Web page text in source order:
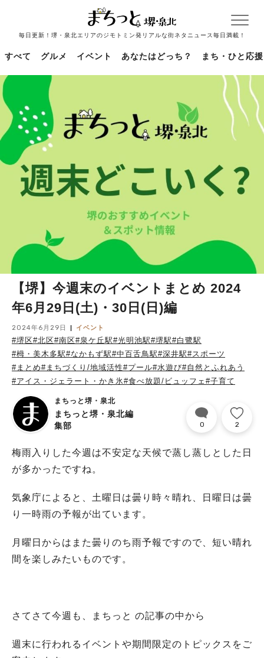
毎日更新！堺・泉北エリアのジモトミン発リアルな街ネタニュース毎日満載！
すべて グルメ イベント あなたはどっち？ まち・ひと応援
【堺】今週末のイベントまとめ 2024
年6月29日(土)・30日(日)編
2024年6月29日 イベント
#堺区#北区#南区#泉ケ丘駅#光明池駅#堺駅#白鷺駅
#栂・美木多駅#なかもず駅#中百舌鳥駅#深井駅#スポーツ
#まとめ#まちづくり/地域活性#プール#水遊び#自然とふれあう
#アイス・ジェラート・かき氷#食べ放題/ビュッフェ #子育て
まちっと堺・泉北
まちっと堺・泉北編
集部
0 2
梅雨入りした今週は不安定な天候で蒸し蒸しとした日
が多かったですね。
気象庁によると、土曜日は曇り時々晴れ、日曜日は曇
り一時雨の予報が出ています。
月曜日からはまた曇りのち雨予報ですので、短い晴れ
間を楽しみたいものです。
さてさて今週も、まちっと の記事の中から
週末に行われるイベントや期間限定のトピックスをご